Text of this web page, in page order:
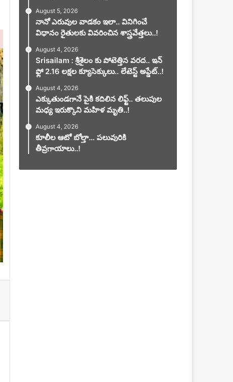
August 5, 2026
నానో ఎరువుల వాడకం ఇలా.. వినిగించే
విధానం రైతులకు వివరించిన శాస్త్రవేత్తలు..!
August 4, 2026
Srisailam : శ్రీశైలం కు పోటెత్తిన వరద.. ఇన్
ఫ్లో 2.16 లక్షల క్యూసెక్కులు.. లేటెస్ట్ అప్డేట్..!
August 4, 2026
ఎక్కుతుండగానే పైకి కదిలిన లిఫ్ట్‌.. తలుపుల
మధ్య ఇరుక్కొని మహిళ మృతి..!
August 4, 2026
కూలీల ఆటో బోల్తా… పలువురికి
తీవ్రగాయాలు..!